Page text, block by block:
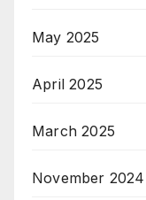
May 2025
April 2025
March 2025
November 2024